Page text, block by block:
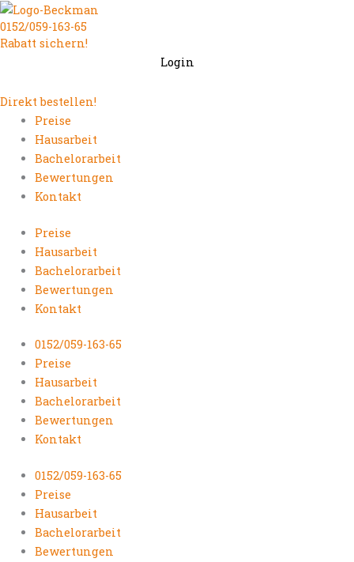
Zum
Inhalt
springen
0152/059-163-65
Rabatt sichern!
Login
Direkt bestellen!
Preise
Hausarbeit
Bachelorarbeit
Bewertungen
Kontakt
Preise
Hausarbeit
Bachelorarbeit
Bewertungen
Kontakt
0152/059-163-65
Preise
Hausarbeit
Bachelorarbeit
Bewertungen
Kontakt
0152/059-163-65
Preise
Hausarbeit
Bachelorarbeit
Bewertungen